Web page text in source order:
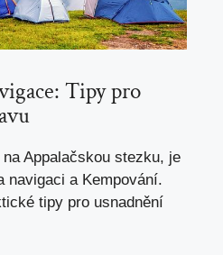
Tipy pro
Appalačskou stezku, je
navigaci a Kempování.
tipy pro usnadnění